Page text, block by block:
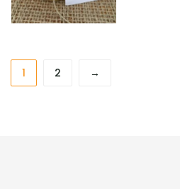
1 2 →